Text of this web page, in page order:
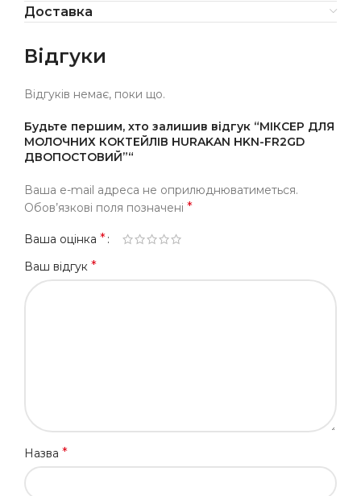
Доставка
Відгуки
Відгуків немає, поки що.
Будьте першим, хто залишив відгук “МІКСЕР ДЛЯ
МОЛОЧНИХ КОКТЕЙЛІВ HURAKAN HKN-FR2GD
ДВОПОСТОВИЙ”“
Ваша e-mail адреса не оприлюднюватиметься.
Обов’язкові поля позначені *
Ваша оцінка *
Ваш відгук *
Назва *